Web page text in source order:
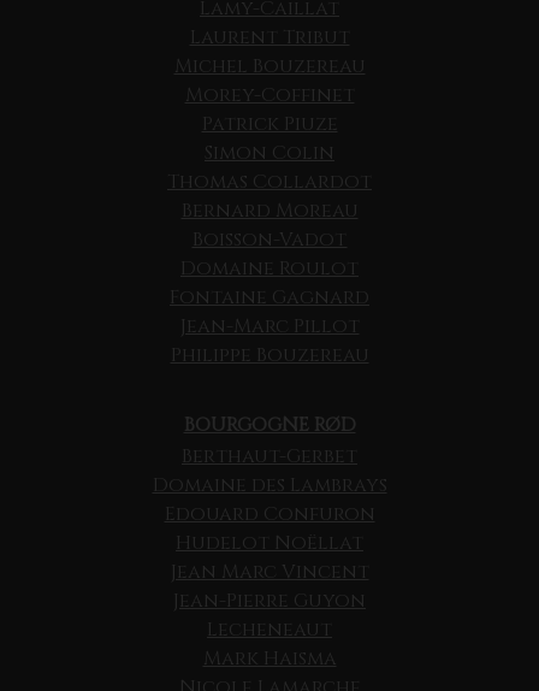
Lamy-Caillat
Laurent Tribut
Michel Bouzereau
Morey-Coffinet
Patrick Piuze
Simon Colin
Thomas Collardot
Bernard Moreau
Boisson-Vadot
Domaine Roulot
Fontaine Gagnard
Jean-Marc Pillot
Philippe Bouzereau
BOURGOGNE RØD
Berthaut-Gerbet
Domaine des Lambrays
Edouard Confuron
Hudelot Noëllat
Jean Marc Vincent
Jean-Pierre Guyon
Lecheneaut
Mark Haisma